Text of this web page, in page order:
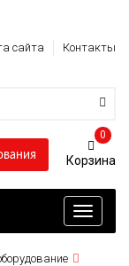
сайта Контакты
0
Toggle